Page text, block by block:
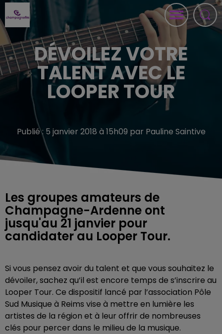
DÉVOILEZ VOTRE
TALENT AVEC LE
LOOPER TOUR
Publié : 5 janvier 2018 à 15h09 par Pauline Saintive
Les groupes amateurs de
Champagne-Ardenne ont
jusqu'au 21 janvier pour
candidater au Looper Tour.
Si vous pensez avoir du talent et que vous souhaitez le
dévoiler, sachez qu’il est encore temps de s’inscrire au
Looper Tour. Ce dispositif lancé par l’association Pôle
Sud Musique à Reims vise à mettre en lumière les
artistes de la région et à leur offrir de nombreuses
clés pour percer dans le milieu de la musique.